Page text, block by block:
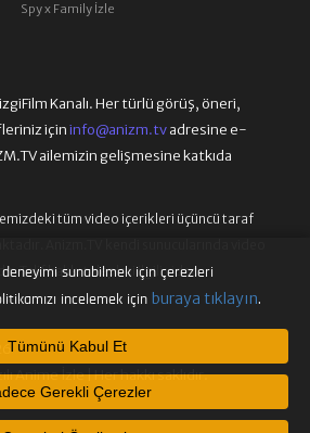
Kanalı. Her türlü görüş, öneri,
içininfo@anizm.tvadresine e-
ailemizin gelişmesine katkıda
tüm video içerikleri üçüncü taraf
Telif hakkı talepleri ilgili video
Anime İzle | Her hakkı saklıdır.
Spy x Family İzle
sunabilmek için çerezleri
incelemek için buraya tıklayın.
Tümünü Kabul Et
Gerekli Çerezler